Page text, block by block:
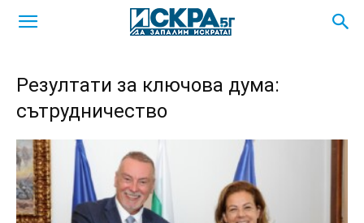
Резултати за ключова дума:
сътрудничество